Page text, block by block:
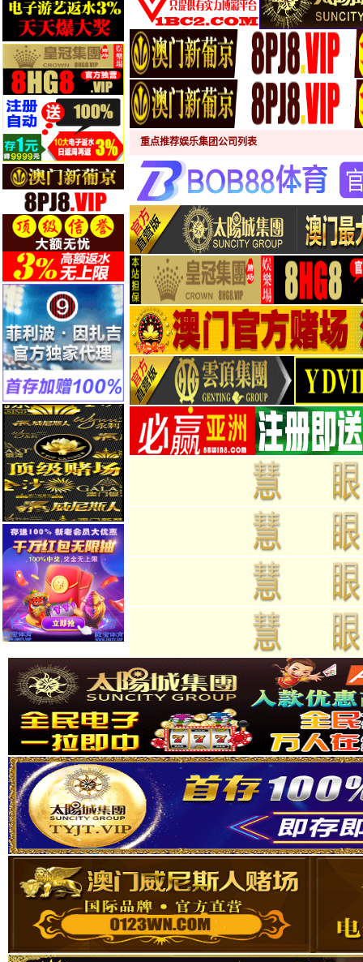
重点推荐娱乐集团公司列表